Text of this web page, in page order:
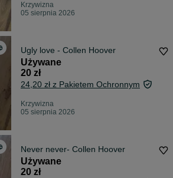
Krzywizna
05 sierpnia 2026
Ugly love - Collen Hoover
Używane
20 zł
24,20 zł z Pakietem Ochronnym
Krzywizna
05 sierpnia 2026
Never never- Collen Hoover
Używane
20 zł